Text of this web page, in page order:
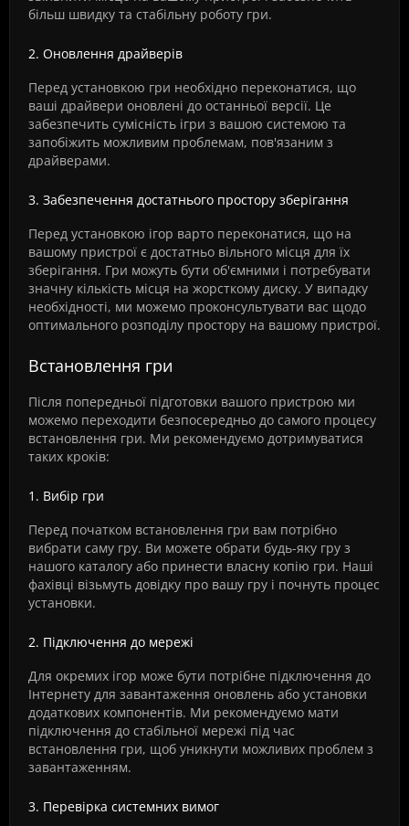
більш швидку та стабільну роботу гри.
2. Оновлення драйверів
Перед установкою гри необхідно переконатися, що
ваші драйвери оновлені до останньої версії. Це
забезпечить сумісність ігри з вашою системою та
запобіжить можливим проблемам, пов'язаним з
драйверами.
3. Забезпечення достатнього простору зберігання
Перед установкою ігор варто переконатися, що на
вашому пристрої є достатньо вільного місця для їх
зберігання. Гри можуть бути об'ємними і потребувати
значну кількість місця на жорсткому диску. У випадку
необхідності, ми можемо проконсультувати вас щодо
оптимального розподілу простору на вашому пристрої.
Встановлення гри
Після попередньої підготовки вашого пристрою ми
можемо переходити безпосередньо до самого процесу
встановлення гри. Ми рекомендуємо дотримуватися
таких кроків:
1. Вибір гри
Перед початком встановлення гри вам потрібно
вибрати саму гру. Ви можете обрати будь-яку гру з
нашого каталогу або принести власну копію гри. Наші
фахівці візьмуть довідку про вашу гру і почнуть процес
установки.
2. Підключення до мережі
Для окремих ігор може бути потрібне підключення до
Інтернету для завантаження оновлень або установки
додаткових компонентів. Ми рекомендуємо мати
підключення до стабільної мережі під час
встановлення гри, щоб уникнути можливих проблем з
завантаженням.
3. Перевірка системних вимог